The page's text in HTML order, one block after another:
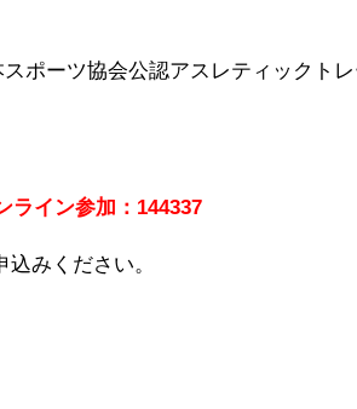
ポーツ協会公認アスレティックト
ライン参加：144337
みください。